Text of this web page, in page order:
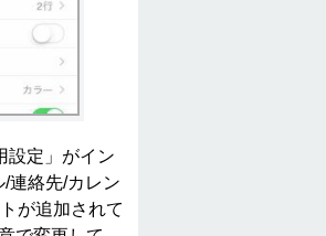
定」がイン
連絡先/カレン
が追加されて